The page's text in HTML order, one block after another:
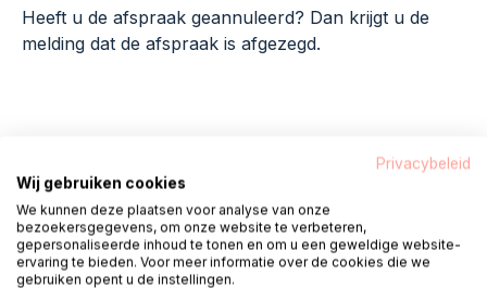
Heeft u de afspraak geannuleerd? Dan krijgt u de
melding dat de afspraak is afgezegd.
mogelijkheid om een andere datum of locatie te
kiezen
Selecteer het moment wat u het beste uitkomt. Klik
op‘Verzet afspraak’ en de afspraak is verzet.
Privacybeleid
Wij gebruiken cookies
We kunnen deze plaatsen voor analyse van onze
bezoekersgegevens, om onze website te verbeteren,
gepersonaliseerde inhoud te tonen en om u een geweldige website-
ervaring te bieden. Voor meer informatie over de cookies die we
gebruiken opent u de instellingen.